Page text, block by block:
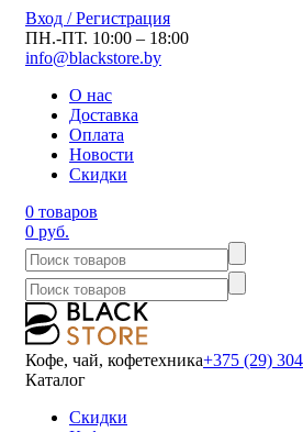
Вход / Регистрация
ПН.-ПТ. 10:00 – 18:00
info@blackstore.by
О нас
Доставка
Оплата
Новости
Скидки
0 товаров
0 руб.
Кофе, чай, кофетехника+375 (29)
Каталог
Скидки